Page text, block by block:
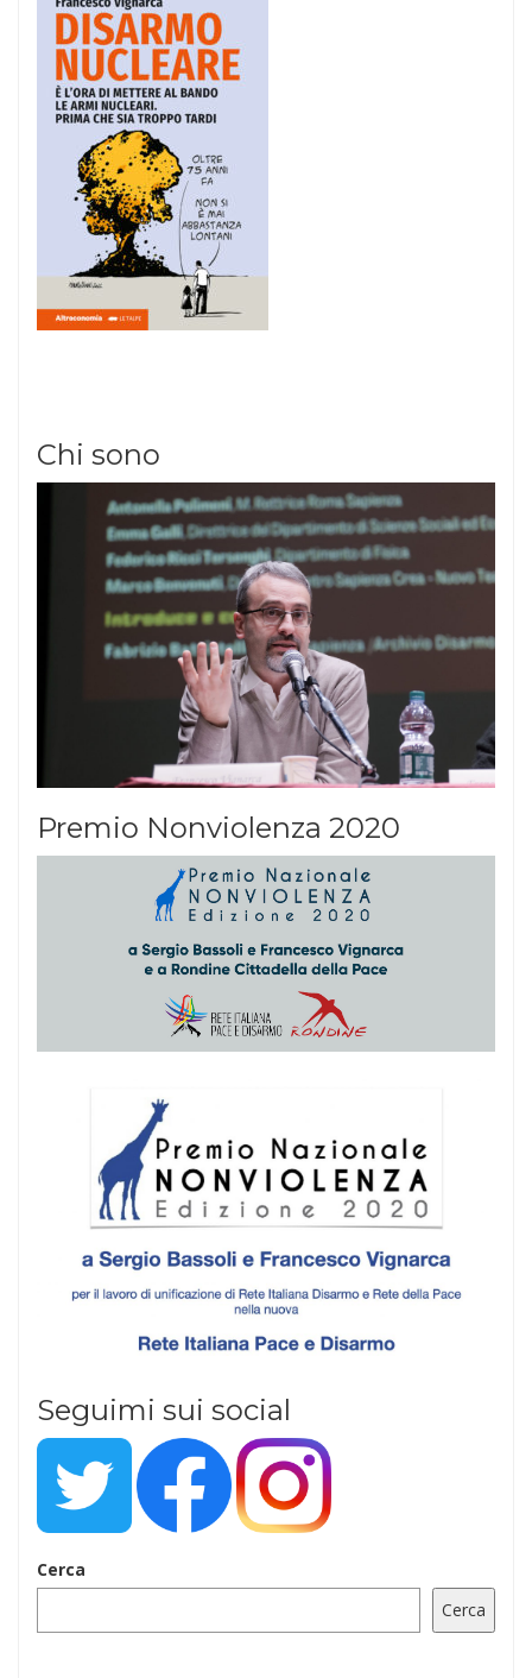
Chi sono
Premio Nonviolenza 2020
Seguimi sui social
Cerca
Cerca